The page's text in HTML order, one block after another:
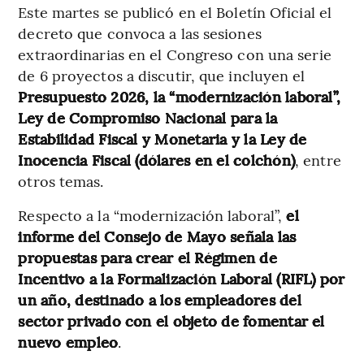
Este martes se publicó en el Boletín Oficial el
decreto que convoca a las sesiones
extraordinarias en el Congreso con una serie
de 6 proyectos a discutir, que incluyen el
Presupuesto 2026, la “modernización laboral”,
Ley de Compromiso Nacional para la
Estabilidad Fiscal y Monetaria y la Ley de
Inocencia Fiscal (dólares en el colchón), entre
otros temas.
Respecto a la “modernización laboral”,el
informe del Consejo de Mayo señala las
propuestas para crear el Régimen de
Incentivo a la Formalización Laboral (RIFL) por
un año, destinado a los empleadores del
sector privado con el objeto de fomentar el
nuevo empleo.